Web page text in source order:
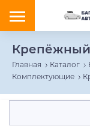
Главная Каталог
Комплектующие